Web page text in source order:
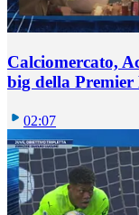
Calciomercato,
big della Premier
02:07